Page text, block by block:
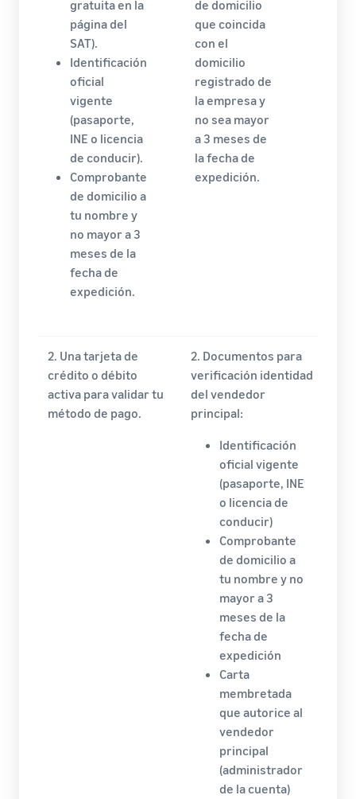
gratuita en la
página del
SAT).
Identificación
oficial
vigente
(pasaporte,
INE o licencia
de conducir).
Comprobante
de domicilio a
tu nombre y
no mayor a 3
meses de la
fecha de
expedición.
de domicilio
que coincida
con el
domicilio
registrado de
la empresa y
no sea mayor
a 3 meses de
la fecha de
expedición.
2. Una tarjeta de
crédito o débito
activa para validar tu
método de pago.
2. Documentos para
verificación identidad
del vendedor
principal:
Identificación
oficial vigente
(pasaporte, INE
o licencia de
conducir)
Comprobante
de domicilio a
tu nombre y no
mayor a 3
meses de la
fecha de
expedición
Carta
membretada
que autorice al
vendedor
principal
(administrador
de la cuenta)